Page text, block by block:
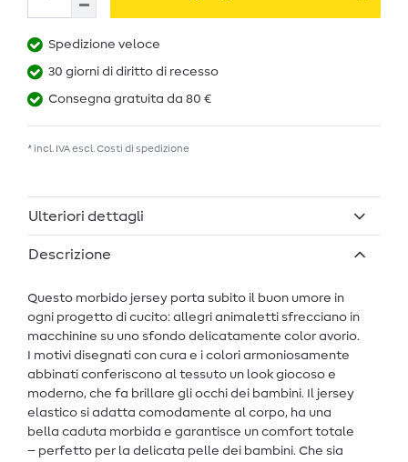
Spedizione veloce
30 giorni di diritto di recesso
Consegna gratuita da 80 €
* incl. IVA escl.Costi di spedizione
Ulteriori dettagli
Descrizione
Questo morbido jersey porta subito il buon umore in
ogni progetto di cucito: allegri animaletti sfrecciano in
macchinine su uno sfondo delicatamente color avorio.
I motivi disegnati con cura e i colori armoniosamente
abbinati conferiscono al tessuto un look giocoso e
moderno, che fa brillare gli occhi dei bambini. Il jersey
elastico si adatta comodamente al corpo, ha una
bella caduta morbida e garantisce un comfort totale
– perfetto per la delicata pelle dei bambini. Che sia